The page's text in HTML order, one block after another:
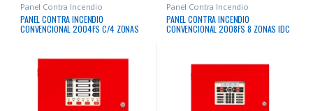
Panel Contra Incendio
PANEL CONTRA INCENDIO
CONVENCIONAL 2004FS C/4 ZONAS
Panel Contra Incendio
PANEL CONTRA INCENDIO
CONVENCIONAL 2008FS 8 ZONAS IDC